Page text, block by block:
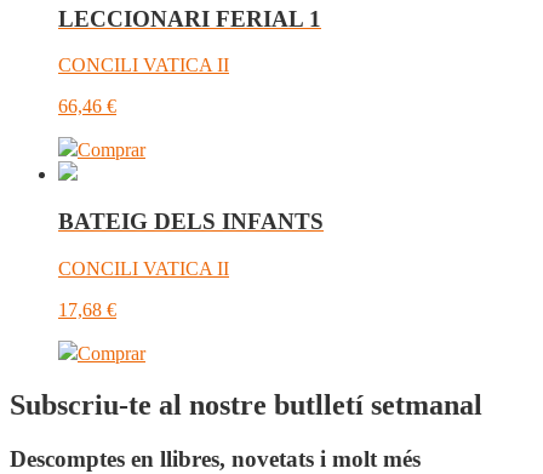
LECCIONARI FERIAL 1
CONCILI VATICA II
66,46 €
Comprar
BATEIG DELS INFANTS
CONCILI VATICA II
17,68 €
Comprar
Subscriu-te al nostre butlletí setmanal
Descomptes en llibres, novetats i molt més